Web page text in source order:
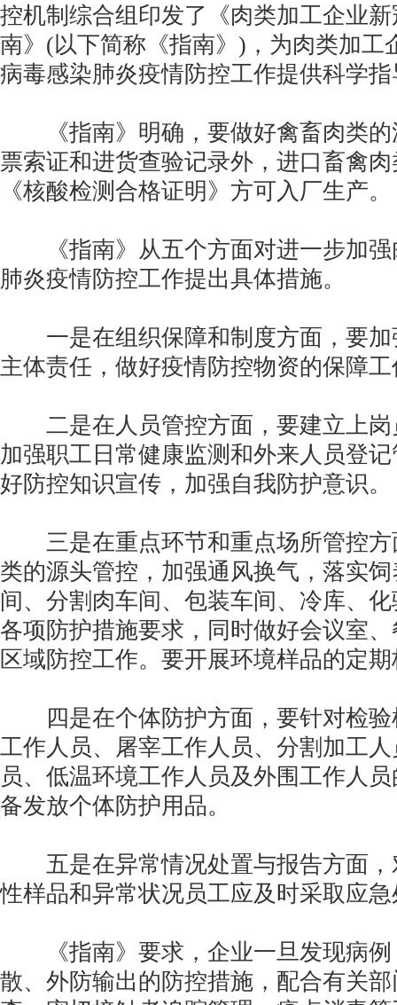
控机制综合组印发了《肉类加工企业
南》(以下简称《指南》)，为肉类加工
病毒感染肺炎疫情防控工作提供科学
《指南》明确，要做好禽畜肉类的
票索证和进货查验记录外，进口畜禽
《核酸检测合格证明》方可入厂生产。
《指南》从五个方面对进一步加强
肺炎疫情防控工作提出具体措施。
一是在组织保障和制度方面，要加
主体责任，做好疫情防控物资的保障
二是在人员管控方面，要建立上岗
加强职工日常健康监测和外来人员登
好防控知识宣传，加强自我防护意识。
三是在重点环节和重点场所管控方
类的源头管控，加强通风换气，落实
间、分割肉车间、包装车间、冷库、
各项防护措施要求，同时做好会议室
区域防控工作。要开展环境样品的定
四是在个体防护方面，要针对检验
工作人员、屠宰工作人员、分割加工
员、低温环境工作人员及外围工作人
备发放个体防护用品。
五是在异常情况处置与报告方面，
性样品和异常状况员工应及时采取应
《指南》要求，企业一旦发现病例
散、外防输出的防控措施，配合有关